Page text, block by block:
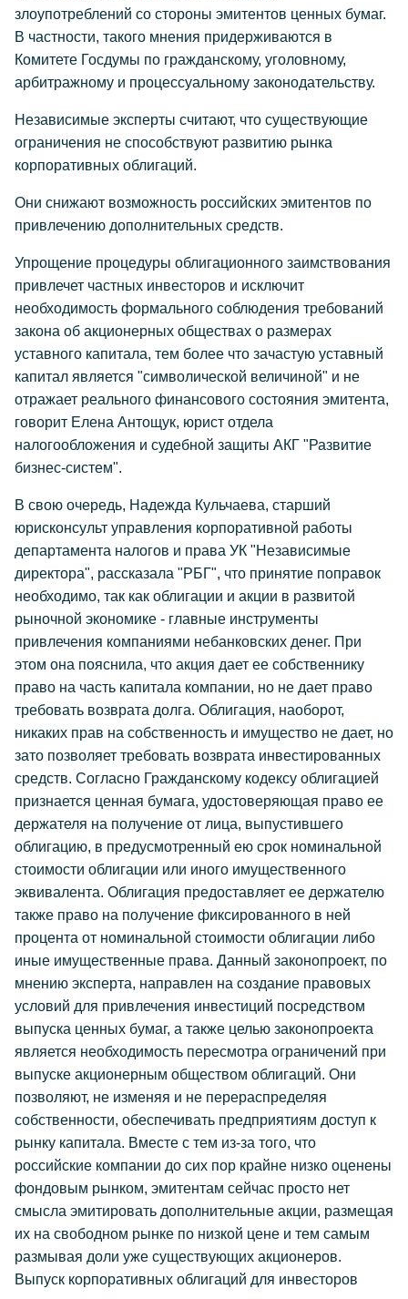
злоупотреблений со стороны эмитентов ценных бумаг.
В частности, такого мнения придерживаются в
Комитете Госдумы по гражданскому, уголовному,
арбитражному и процессуальному законодательству.
Независимые эксперты считают, что существующие
ограничения не способствуют развитию рынка
корпоративных облигаций.
Они снижают возможность российских эмитентов по
привлечению дополнительных средств.
Упрощение процедуры облигационного заимствования
привлечет частных инвесторов и исключит
необходимость формального соблюдения требований
закона об акционерных обществах о размерах
уставного капитала, тем более что зачастую уставный
капитал является "символической величиной" и не
отражает реального финансового состояния эмитента,
говорит Елена Антощук, юрист отдела
налогообложения и судебной защиты АКГ "Развитие
бизнес-систем".
В свою очередь, Надежда Кульчаева, старший
юрисконсульт управления корпоративной работы
департамента налогов и права УК "Независимые
директора", рассказала "РБГ", что принятие поправок
необходимо, так как облигации и акции в развитой
рыночной экономике - главные инструменты
привлечения компаниями небанковских денег. При
этом она пояснила, что акция дает ее собственнику
право на часть капитала компании, но не дает право
требовать возврата долга. Облигация, наоборот,
никаких прав на собственность и имущество не дает, но
зато позволяет требовать возврата инвестированных
средств. Согласно Гражданскому кодексу облигацией
признается ценная бумага, удостоверяющая право ее
держателя на получение от лица, выпустившего
облигацию, в предусмотренный ею срок номинальной
стоимости облигации или иного имущественного
эквивалента. Облигация предоставляет ее держателю
также право на получение фиксированного в ней
процента от номинальной стоимости облигации либо
иные имущественные права. Данный законопроект, по
мнению эксперта, направлен на создание правовых
условий для привлечения инвестиций посредством
выпуска ценных бумаг, а также целью законопроекта
является необходимость пересмотра ограничений при
выпуске акционерным обществом облигаций. Они
позволяют, не изменяя и не перераспределяя
собственности, обеспечивать предприятиям доступ к
рынку капитала. Вместе с тем из-за того, что
российские компании до сих пор крайне низко оценены
фондовым рынком, эмитентам сейчас просто нет
смысла эмитировать дополнительные акции, размещая
их на свободном рынке по низкой цене и тем самым
размывая доли уже существующих акционеров.
Выпуск корпоративных облигаций для инвесторов